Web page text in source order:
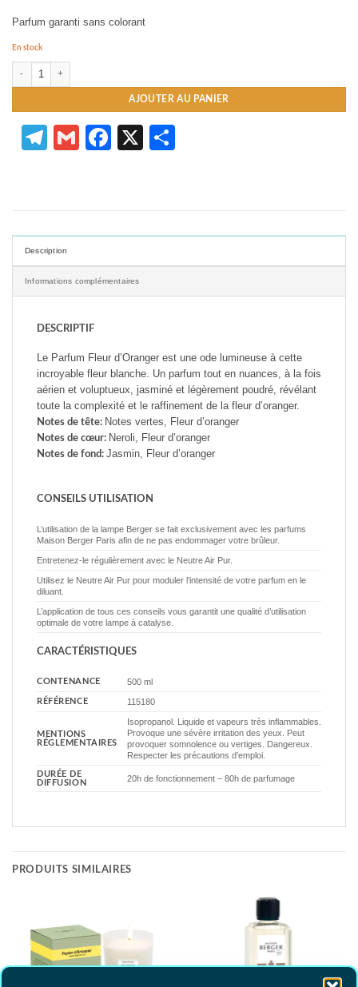
Parfum garanti sans colorant
En stock
AJOUTER AU PANIER
Telegram
GmailFacebook
X
Description
Informations complémentaires
DESCRIPTIF
Le Parfum Fleur d’Oranger est une ode lumineuse à cette
incroyable fleur blanche. Un parfum tout en nuances, à la fois
aérien et voluptueux, jasminé et légèrement poudré, révélant
toute la complexité et le raffinement de la fleur d’oranger.
Notes de tête: Notes vertes, Fleur d’oranger
Notes de cœur: Neroli, Fleur d’oranger
Notes de fond: Jasmin, Fleur d’oranger
CONSEILS UTILISATION
L’utilisation de la lampe Berger se fait exclusivement avec les parfums
Maison Berger Paris afin de ne pas endommager votre brûleur.
Entretenez-le régulièrement avec le Neutre Air Pur.
Utilisez le Neutre Air Pur pour moduler l’intensité de votre parfum en le
diluant.
L’application de tous ces conseils vous garantit une qualité d’utilisation
optimale de votre lampe à catalyse.
CARACTÉRISTIQUES
CONTENANCE 500 ml
RÉFÉRENCE 115180
MENTIONS
RÉGLEMENTAIRES
Isopropanol. Liquide et vapeurs très inflammables.
Provoque une sévère irritation des yeux. Peut
provoquer somnolence ou vertiges. Dangereux.
Respecter les précautions d’emploi.
DURÉE DE
DIFFUSION
20h de fonctionnement – 80h de parfumage
PRODUITS SIMILAIRES